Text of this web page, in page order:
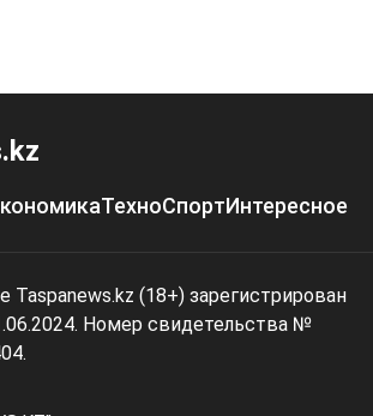
ТехноСпортИнтересное
Taspanews.kz (18+) зарегистрирован
Номер свидетельства №